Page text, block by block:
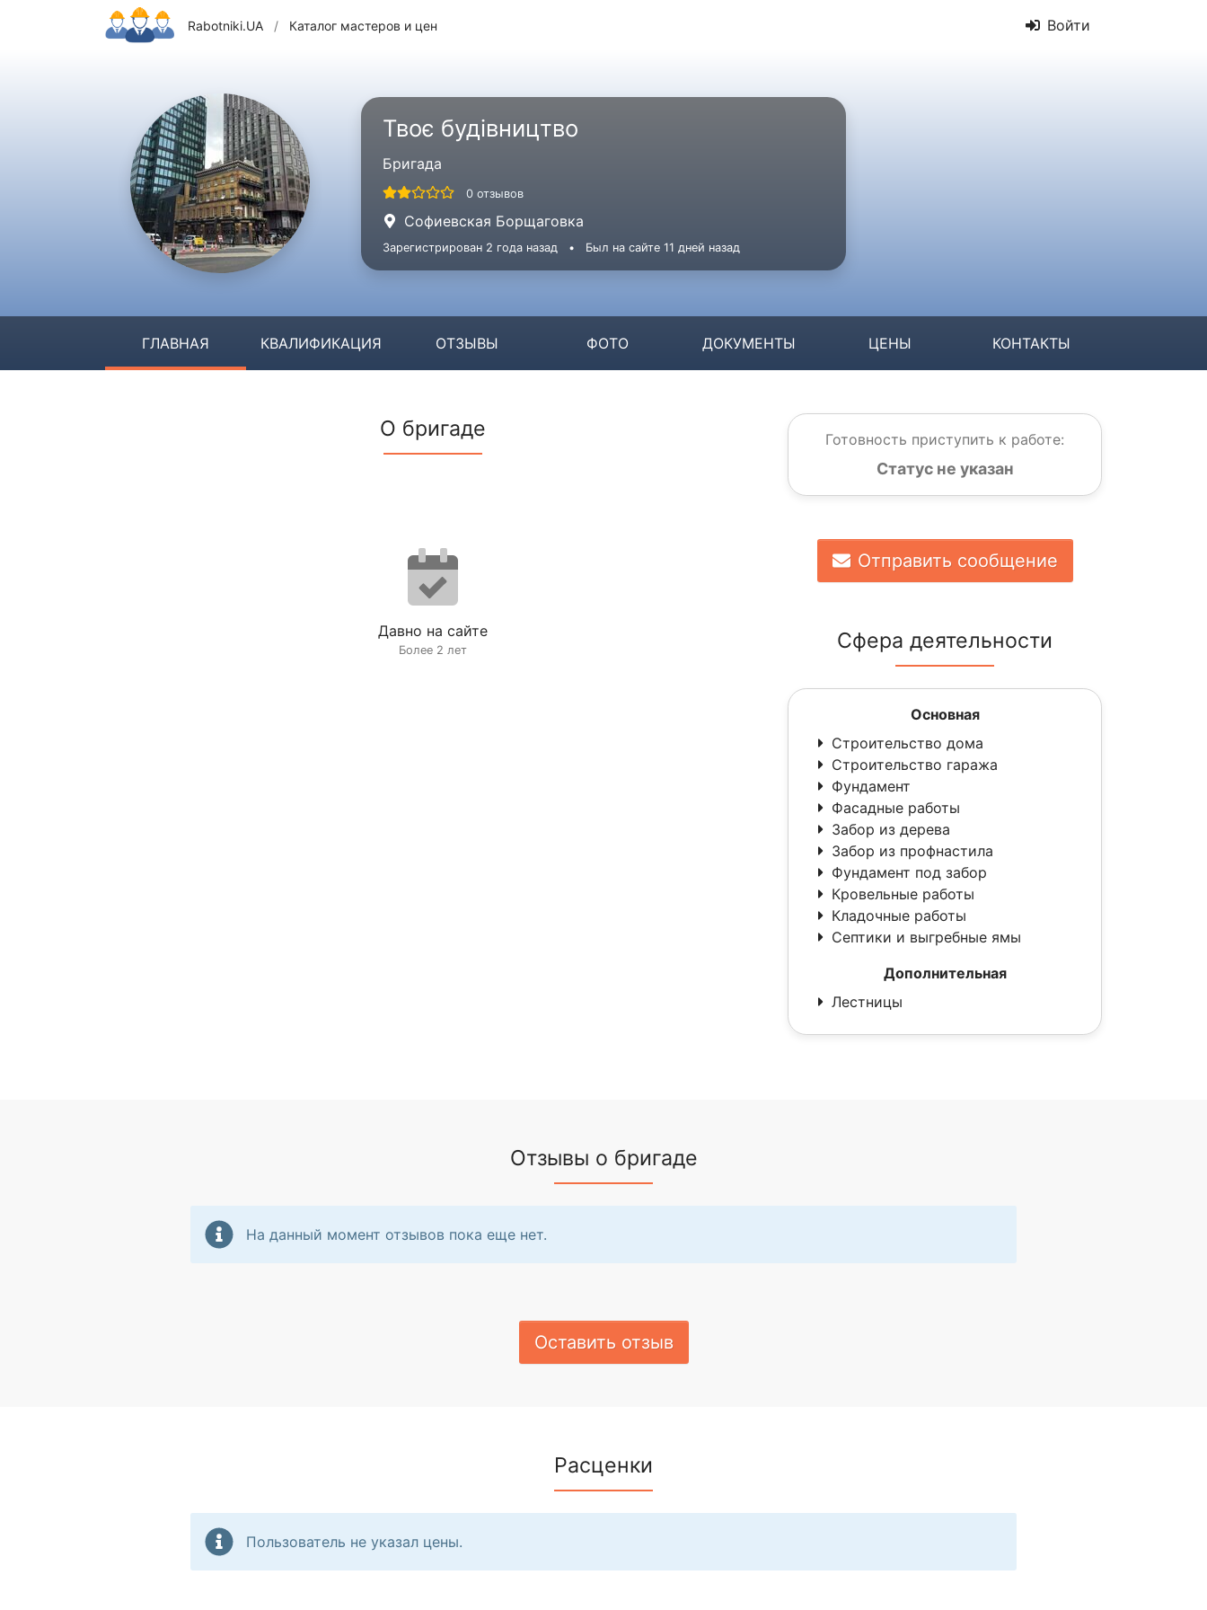
Rabotniki.UA / Каталог мастеров и цен Войти
Твоє будівництво
Бригада
0 отзывов
Софиевская Борщаговка
Зарегистрирован 2 года назад • Был на сайте 11 дней назад
ГЛАВНАЯ КВАЛИФИКАЦИЯ ОТЗЫВЫ ФОТО ДОКУМЕНТЫ ЦЕНЫ КОНТАКТЫ
О бригаде
Давно на сайте
Более 2 лет
Готовность приступить к работе:
Статус не указан
Отправить сообщение
Сфера деятельности
Основная
Строительство дома
Строительство гаража
Фундамент
Фасадные работы
Забор из дерева
Забор из профнастила
Фундамент под забор
Кровельные работы
Кладочные работы
Септики и выгребные ямы
Дополнительная
Лестницы
Отзывы о бригаде
На данный момент отзывов пока еще нет.
Оставить отзыв
Расценки
Пользователь не указал цены.